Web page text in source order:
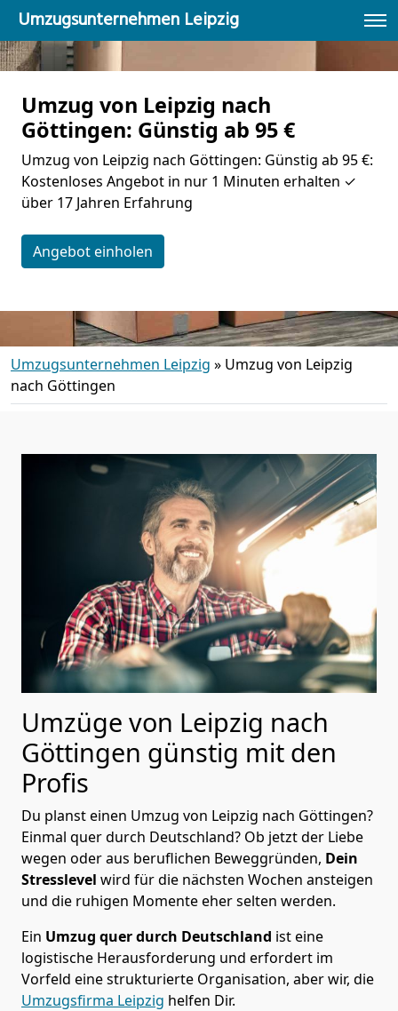
Umzugsunternehmen Leipzig
Umzug von Leipzig nach
Göttingen: Günstig ab 95 €
Umzug von Leipzig nach Göttingen: Günstig ab 95 €:
Kostenloses Angebot in nur 1 Minuten erhalten ✓
über 17 Jahren Erfahrung
Angebot einholen
Umzugsunternehmen Leipzig » Umzug von Leipzig
nach Göttingen
Umzüge von Leipzig nach
Göttingen günstig mit den
Profis
Du planst einen Umzug von Leipzig nach Göttingen?
Einmal quer durch Deutschland? Ob jetzt der Liebe
wegen oder aus beruflichen Beweggründen, Dein
Stresslevel wird für die nächsten Wochen ansteigen
und die ruhigen Momente eher selten werden.
Ein Umzug quer durch Deutschland ist eine
logistische Herausforderung und erfordert im
Vorfeld eine strukturierte Organisation, aber wir, die
Umzugsfirma Leipzig helfen Dir.